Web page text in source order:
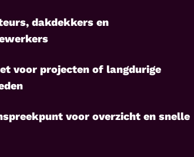
dakdekkers en
voor projecten of langdurige
voor overzicht en snelle